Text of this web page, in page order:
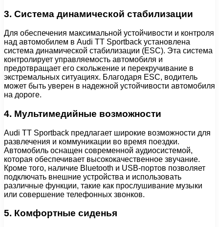
3. Система динамической стабилизации
Для обеспечения максимальной устойчивости и контроля
над автомобилем в Audi TT Sportback установлена
система динамической стабилизации (ESC). Эта система
контролирует управляемость автомобиля и
предотвращает его скольжение и перекручивание в
экстремальных ситуациях. Благодаря ESC, водитель
может быть уверен в надежной устойчивости автомобиля
на дороге.
4. Мультимедийные возможности
Audi TT Sportback предлагает широкие возможности для
развлечения и коммуникации во время поездки.
Автомобиль оснащен современной аудиосистемой,
которая обеспечивает высококачественное звучание.
Кроме того, наличие Bluetooth и USB-портов позволяет
подключать внешние устройства и использовать
различные функции, такие как прослушивание музыки
или совершение телефонных звонков.
5. Комфортные сиденья